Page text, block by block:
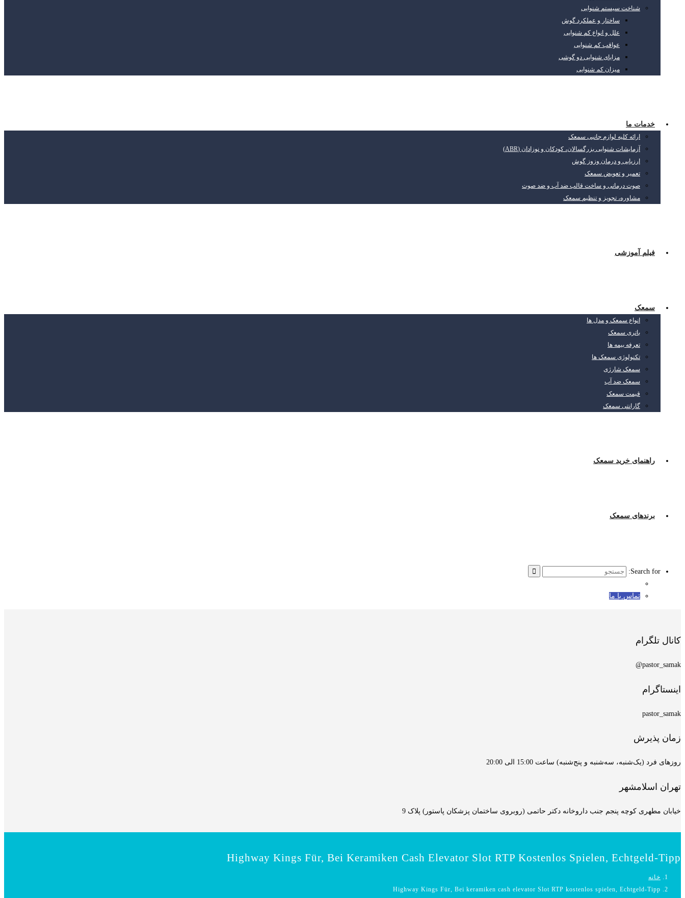
شناخت سیستم شنوایی
ساختار و عملکرد گوش
علل و انواع کم شنوایی
عواقب کم شنوایی
مزایای شنوایی دو گوشی
میزان کم شنوایی
خدمات ما
ارائه کلیه لوازم جانبی سمعک
آزمایشات شنوایی بزرگسالان، کودکان و نوزادان (ABR)
ارزیابی و درمان وزوز گوش
تعمیر و تعویض سمعک
صوت درمانی و ساخت قالب ضد آب و ضد صوت
مشاوره، تجویز و تنظیم سمعک
فیلم آموزشی
سمعک
انواع سمعک و مدل ها
باتری سمعک
تعرفه بیمه ها
تکنولوژی سمعک ها
سمعک شارژی
سمعک ضد آب
قیمت سمعک
گارانتی سمعک
راهنمای خرید سمعک
برندهای سمعک
Search for:
تماس با ما
کانال تلگرام
pastor_samak@
اینستاگرام
pastor_samak
زمان پذیرش
روزهای فرد (یک‌شنبه، سه‌شنبه و پنج‌شنبه) ساعت 15:00 الی 20:00
تهران اسلامشهر
خیابان مطهری کوچه پنجم جنب داروخانه دکتر حاتمی (روبروی ساختمان پزشکان پاستور) پلاک 9
Highway Kings Für, Bei Keramiken Cash Elevator Slot RTP Kostenlos Spielen, Echtgeld-Tipp
خانه
Highway Kings Für, Bei keramiken cash elevator Slot RTP kostenlos spielen, Echtgeld-Tipp